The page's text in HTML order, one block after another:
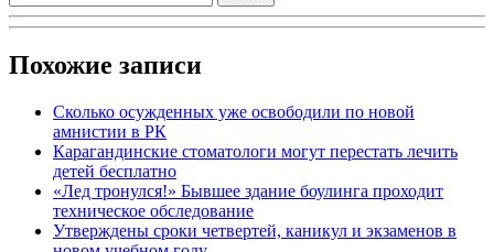
Похожие записи
Сколько осужденных уже освободили по новой
амнистии в РК
Карагандинские стоматологи могут перестать лечить
детей бесплатно
«Лед тронулся!» Бывшее здание боулинга проходит
техническое обследование
Утверждены сроки четвертей, каникул и экзаменов в